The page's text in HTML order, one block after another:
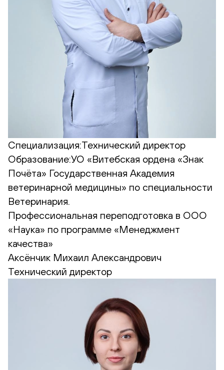
Специализация:Технический директор
Образование:УО «Витебская ордена «Знак
Почёта» Государственная Академия
ветеринарной медицины» по специальности
Ветеринария.
Профессиональная переподготовка в ООО
«Наука» по программе «Менеджмент
качества»
Аксёнчик Михаил Александрович
Технический директор